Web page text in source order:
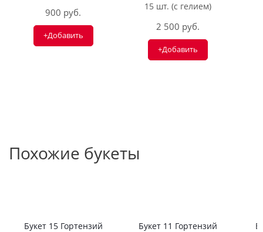
900 руб.
+Добавить
15 шт. (с гелием)
2 500 руб.
+Добавить
Похожие букеты
Букет 15 Гортензий
Букет 11 Гортензий